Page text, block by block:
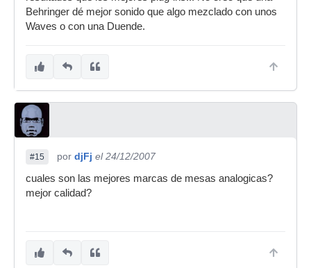
Behringer dé mejor sonido que algo mezclado con unos
Waves o con una Duende.
#15 por djFj el 24/12/2007
cuales son las mejores marcas de mesas analogicas?
mejor calidad?